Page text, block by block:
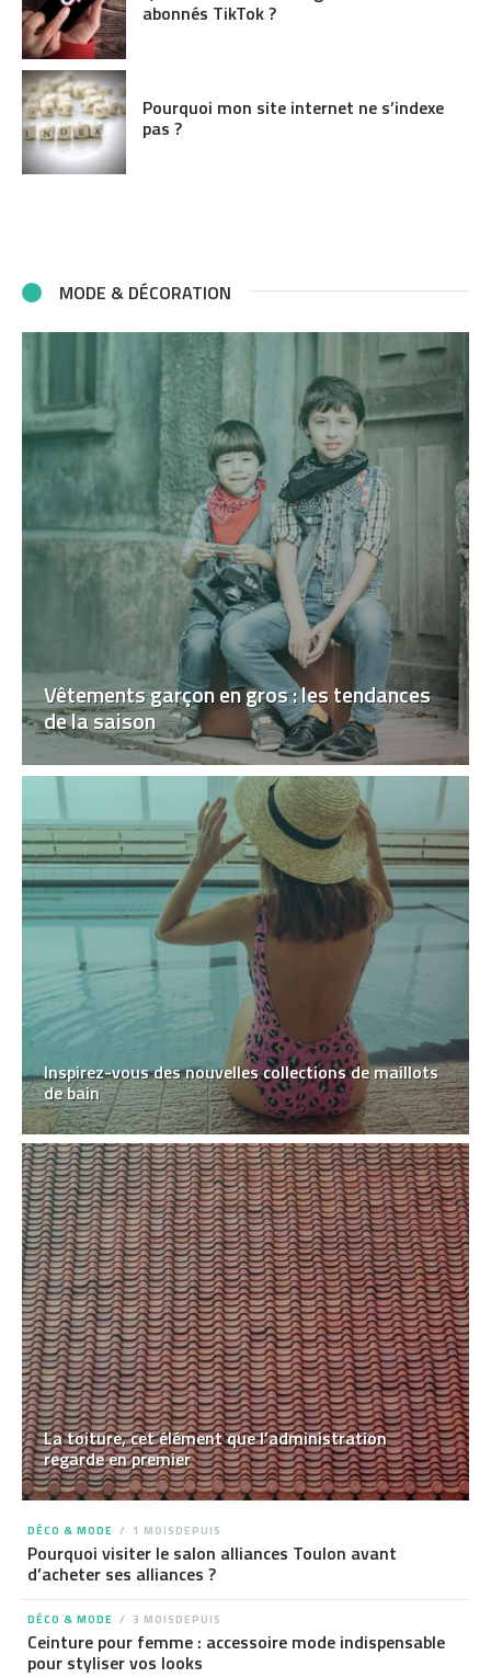
abonnés TikTok ?
Pourquoi mon site internet ne s’indexe
pas ?
MODE & DÉCORATION
Vêtements garçon en gros : les tendances
de la saison
Inspirez-vous des nouvelles collections de maillots
de bain
La toiture, cet élément que l’administration
regarde en premier
DÉCO & MODE 1 MOISDEPUIS
Pourquoi visiter le salon alliances Toulon avant
d’acheter ses alliances ?
DÉCO & MODE 3 MOISDEPUIS
Ceinture pour femme : accessoire mode indispensable
pour styliser vos looks